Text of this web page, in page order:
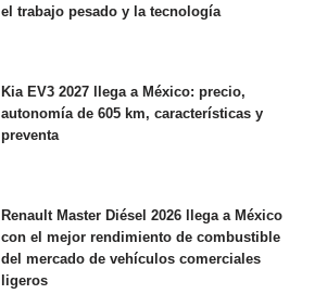
el trabajo pesado y la tecnología
Kia EV3 2027 llega a México: precio,
autonomía de 605 km, características y
preventa
Renault Master Diésel 2026 llega a México
con el mejor rendimiento de combustible
del mercado de vehículos comerciales
ligeros